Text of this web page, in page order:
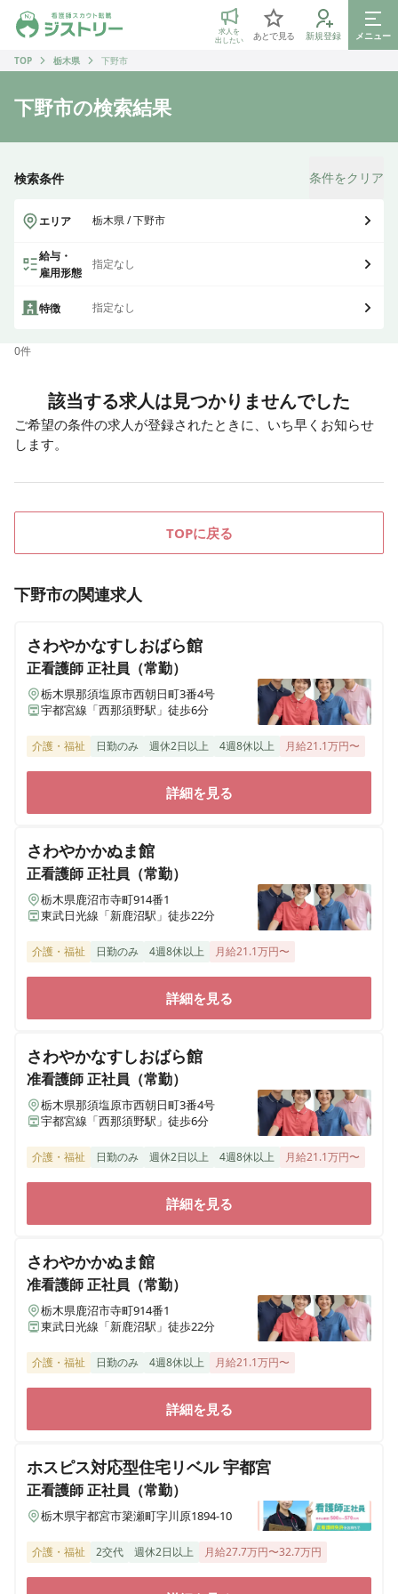
ジストリー 看護師の転職マッチング
求人を
出したい
あとで見る 新規登録
メニュー
TOP
栃木県 下野市
下野市の検索結果
検索条件 条件をクリア
エリア 栃木県 / 下野市
給与・
雇用形態
指定なし
特徴 指定なし
0件
該当する求人は見つかりませんでした
ご希望の条件の求人が登録されたときに、いち早くお知らせ
します。
TOPに戻る
下野市の関連求人
さわやかなすしおばら館
正看護師正社員（常勤）
栃木県那須塩原市西朝日町3番4号
宇都宮線「西那須野駅」徒歩6分
介護・福祉 日勤のみ 週休2日以上 4週8休以上 月給21.1万円〜
詳細を見る
さわやかかぬま館
正看護師正社員（常勤）
栃木県鹿沼市寺町914番1
東武日光線「新鹿沼駅」徒歩22分
介護・福祉 日勤のみ 4週8休以上 月給21.1万円〜
詳細を見る
さわやかなすしおばら館
准看護師正社員（常勤）
栃木県那須塩原市西朝日町3番4号
宇都宮線「西那須野駅」徒歩6分
介護・福祉 日勤のみ 週休2日以上 4週8休以上 月給21.1万円〜
詳細を見る
さわやかかぬま館
准看護師正社員（常勤）
栃木県鹿沼市寺町914番1
東武日光線「新鹿沼駅」徒歩22分
介護・福祉 日勤のみ 4週8休以上 月給21.1万円〜
詳細を見る
ホスピス対応型住宅リベル 宇都宮
正看護師正社員（常勤）
栃木県宇都宮市簗瀬町字川原1894-10
介護・福祉 2交代 週休2日以上 月給27.7万円〜32.7万円